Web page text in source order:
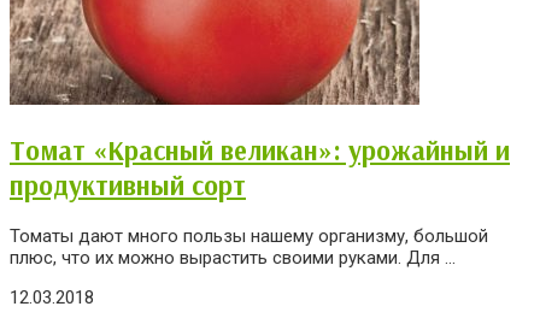
Томат «Красный великан»: урожайный и
продуктивный сорт
Томаты дают много пользы нашему организму, большой
плюс, что их можно вырастить своими руками. Для ...
12.03.2018